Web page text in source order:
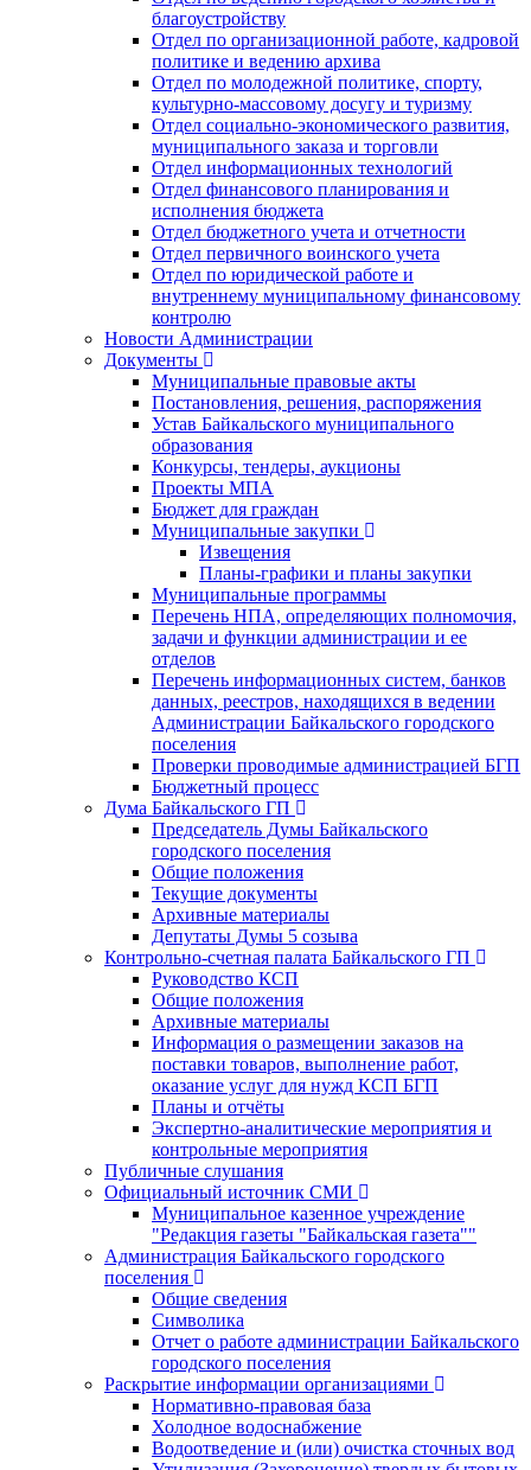
благоустройству
Отдел по организационной работе, кадровой
политике и ведению архива
Отдел по молодежной политике, спорту,
культурно-массовому досугу и туризму
Отдел социально-экономического развития,
муниципального заказа и торговли
Отдел информационных технологий
Отдел финансового планирования и
исполнения бюджета
Отдел бюджетного учета и отчетности
Отдел первичного воинского учета
Отдел по юридической работе и
внутреннему муниципальному финансовому
контролю
Новости Администрации
Документы
Муниципальные правовые акты
Постановления, решения, распоряжения
Устав Байкальского муниципального
образования
Конкурсы, тендеры, аукционы
Проекты МПА
Бюджет для граждан
Муниципальные закупки
Извещения
Планы-графики и планы закупки
Муниципальные программы
Перечень НПА, определяющих полномочия,
задачи и функции администрации и ее
отделов
Перечень информационных систем, банков
данных, реестров, находящихся в ведении
Администрации Байкальского городского
поселения
Проверки проводимые администрацией БГП
Бюджетный процесс
Дума Байкальского ГП
Председатель Думы Байкальского
городского поселения
Общие положения
Текущие документы
Архивные материалы
Депутаты Думы 5 созыва
Контрольно-счетная палата Байкальского ГП
Руководство КСП
Общие положения
Архивные материалы
Информация о размещении заказов на
поставки товаров, выполнение работ,
оказание услуг для нужд КСП БГП
Планы и отчёты
Экспертно-аналитические мероприятия и
контрольные мероприятия
Публичные слушания
Официальный источник СМИ
Муниципальное казенное учреждение
"Редакция газеты "Байкальская газета""
Администрация Байкальского городского
поселения
Общие сведения
Символика
Отчет о работе администрации Байкальского
городского поселения
Раскрытие информации организациями
Нормативно-правовая база
Холодное водоснабжение
Водоотведение и (или) очистка сточных вод